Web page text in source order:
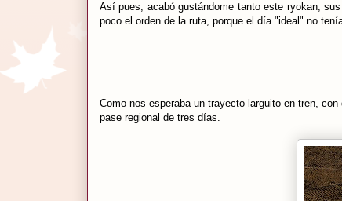
Así pues, acabó gustándome tanto este ryokan,
poco el orden de la ruta, porque el día "ideal" no
Como nos esperaba un trayecto larguito en tren,
pase regional de tres días.